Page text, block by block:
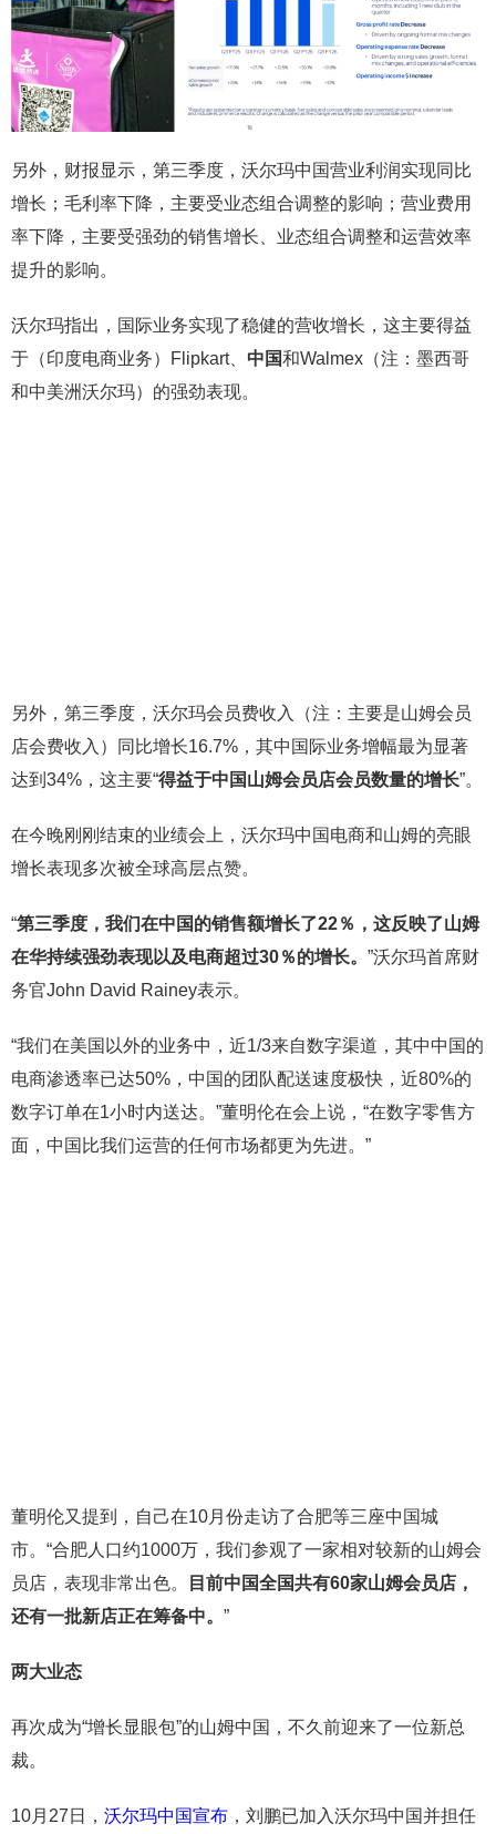
另外，财报显示，第三季度，沃尔玛中国营业利润实现同比
增长；毛利率下降，主要受业态组合调整的影响；营业费用
率下降，主要受强劲的销售增长、业态组合调整和运营效率
提升的影响。
沃尔玛指出，国际业务实现了稳健的营收增长，这主要得益
于（印度电商业务）Flipkart、 中国和Walmex（注：墨西哥
和中美洲沃尔玛）的强劲表现。
另外，第三季度，沃尔玛会员费收入（注：主要是山姆会员
店会费收入）同比增长16.7%，其中国际业务增幅最为显著
达到34%，这主要“得益于中国山姆会员店会员数量的增长”。
在今晚刚刚结束的业绩会上，沃尔玛中国电商和山姆的亮眼
增长表现多次被全球高层点赞。
“第三季度，我们在中国的销售额增长了22％，这反映了山姆
在华持续强劲表现以及电商超过30％的增长。 ”沃尔玛首席财
务官John David Rainey表示。
“我们在美国以外的业务中，近1/3来自数字渠道，其中中国的
电商渗透率已达50%，中国的团队配送速度极快，近80%的
数字订单在1小时内送达。”董明伦在会上说，“在数字零售方
面，中国比我们运营的任何市场都更为先进。”
董明伦又提到，自己在10月份走访了合肥等三座中国城
市。“合肥人口约1000万，我们参观了一家相对较新的山姆会
员店，表现非常出色。
目前中国全国共有60家山姆会员店，
还有一批新店正在筹备中。 ”
两大业态
再次成为“增长显眼包”的山姆中国，不久前迎来了一位新总
裁。
10月27日， 沃尔玛中国宣布 ，刘鹏已加入沃尔玛中国并担任